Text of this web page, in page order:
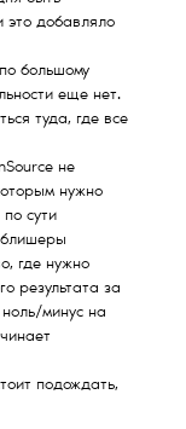
это добавляло
большому
еще нет.
туда, где все
не
нужно
сути
где нужно
результата за
минус на
подождать,